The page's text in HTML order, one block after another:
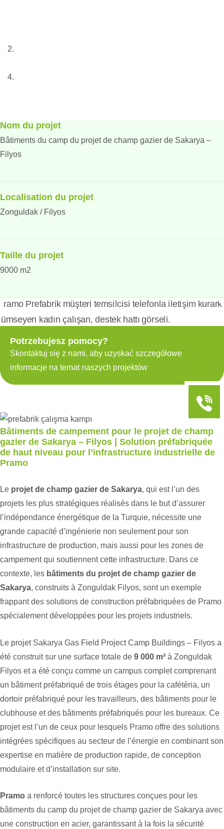
Nom du projet
Bâtiments du camp du projet de champ gazier de Sakarya –
Filyos
Localisation du projet
Zonguldak / Filyos
Taille du projet
9000 m2
Potrzebujesz pomocy?
Skontaktuj się z nami, aby uzyskać szczegółowe
informacje na temat naszych projektów
Bâtiments de campement pour le projet de champ
gazier de Sakarya – Filyos | Solution préfabriquée
de haut niveau pour l’infrastructure industrielle de
Pramo
Le projet de champ gazier de Sakarya, qui est l’un des
projets les plus stratégiques réalisés dans le but d’assurer
l’indépendance énergétique de la Turquie, nécessite une
grande capacité d’ingénierie non seulement pour son
infrastructure de production, mais aussi pour les zones de
campement qui soutiennent cette infrastructure. Dans ce
contexte, les bâtiments du projet de champ gazier de
Sakarya, construits à Zonguldak Filyos, sont un exemple
frappant des solutions de construction préfabriquées de Pramo
spécialement développées pour les projets industriels.
Le projet Sakarya Gas Field Project Camp Buildings – Filyos a
été construit sur une surface totale de 9 000 m² à Zonguldak
Filyos et a été conçu comme un campus complet comprenant
un bâtiment préfabriqué de trois étages pour la cafétéria, un
dortoir préfabriqué pour les travailleurs, des bâtiments pour le
clubhouse et des bâtiments préfabriqués pour les bureaux. Ce
projet est l’un de ceux pour lesquels Pramo offre des solutions
intégrées spécifiques au secteur de l’énergie en combinant son
expertise en matière de production rapide, de conception
modulaire et d’installation sur site.
Pramo a renforcé toutes les structures conçues pour les
bâtiments du camp du projet de champ gazier de Sakarya avec
une construction en acier, garantissant à la fois la sécurité